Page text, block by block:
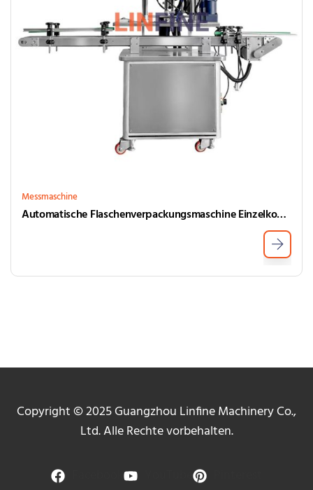
Messmaschine
Automatische Flaschenverpackungsmaschine Einzelkopf Linearer Schraubenverpackungsmaschine
Copyright © 2025 Guangzhou Linfine Machinery Co.,
Ltd. Alle Rechte vorbehalten.